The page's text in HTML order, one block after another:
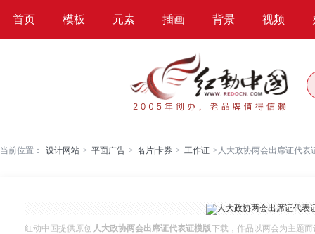
首页 模板 元素 插画 背景 视频
当前位置： 设计网站 > 平面广告 > 名片|卡券 > 工作证 > 人大政协两会出席证代
红动中国提供原创 人大政协两会出席证代表证模版下载，作品以两会为主题